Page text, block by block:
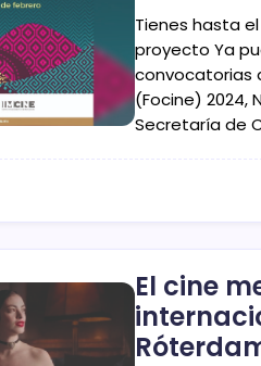
Tienes hasta
proyecto Ya
convocatorias
(Focine) 2024,
Secretaría de
El cine